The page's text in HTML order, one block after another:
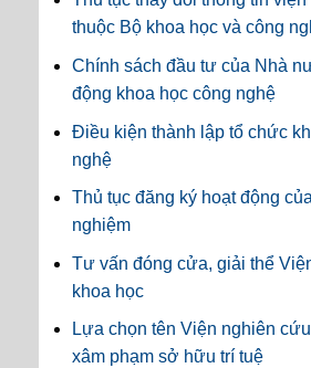
thuộc Bộ khoa học và công
Chính sách đầu tư của Nhà
động khoa học công nghệ
Điều kiện thành lập tổ chức
nghệ
Thủ tục đăng ký hoạt động
nghiệm
Tư vấn đóng cửa, giải thể
khoa học
Lựa chọn tên Viện nghiên
xâm phạm sở hữu trí tuệ